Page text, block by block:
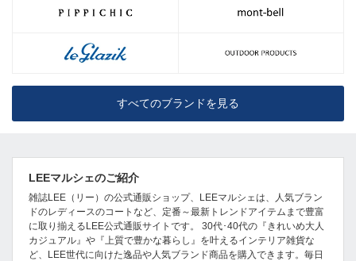
すべてのブランドを見る
LEEマルシェのご紹介
雑誌LEE（リー）の公式通販ショップ、LEEマルシェは、人気ブラン
ドのレディースのコートなど、定番～最新トレンドアイテムまで豊富
に取り揃えるLEE公式通販サイトです。 30代･40代の『きれいめ大人
カジュアル』や『上質で豊かな暮らし』を叶えるインテリア雑貨な
ど、LEE世代に向けた逸品や人気ブランド商品を購入できます。毎日